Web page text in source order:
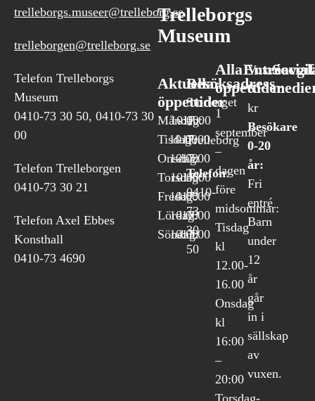
trelleborgs.museer@trelleborg.se
trelleborgen@trelleborg.se
Telefon Trelleborgs
Museum
0410-73 30 50, 0410-73 30
00
Telefon Trelleborgen
0410-73 30 21
Telefon Axel Ebbes
Konsthall
0410-73 4690
Trelleborgs
Museum
Aktuella
öppettider
Måndag:
10:00
-17:00
Tisdag:
10:00
-17:00
Onsdag:
10:00
-17:00
Torsdag:
10:00
-17:00
Fredag:
10:00
-17:00
Lördag:
10:00
-17:00
Söndag:
10:00
-17:00
Besöksadress
Stortorget
1
Trelleborg
Telefon:
0410-
73
30
50
Alla
öppettider
1
september
–
dagen
före
midsommar:
Tisdag
kl
12.00-
16.00
Onsdag
kl
16:00
–
20:00
Torsdag-
Vuxen:
60
kr
Besökare
0-20
år:
Fri
entré
Barn
under
12
år
går
in i
sällskap
av
vuxen.